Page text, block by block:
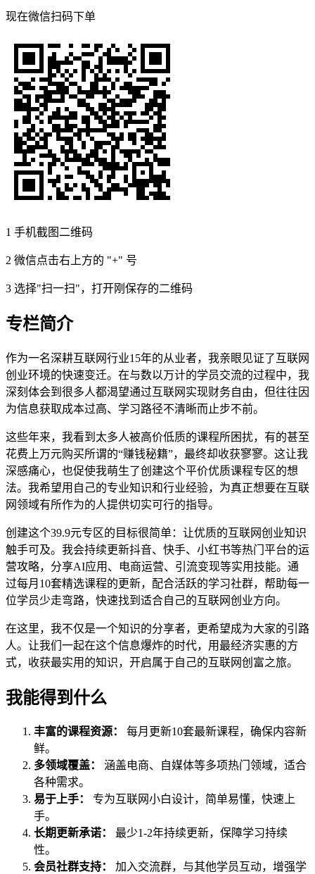
现在微信扫码下单
1 手机截图二维码
2 微信点击右上方的 "+" 号
3 选择"扫一扫"，打开刚保存的二维码
专栏简介
作为一名深耕互联网行业15年的从业者，我亲眼见证了互联网
创业环境的快速变迁。在与数以万计的学员交流的过程中，我
深刻体会到很多人都渴望通过互联网实现财务自由，但往往因
为信息获取成本过高、学习路径不清晰而止步不前。
这些年来，我看到太多人被高价低质的课程所困扰，有的甚至
花费上万元购买所谓的“赚钱秘籍”，最终却收获寥寥。这让我
深感痛心，也促使我萌生了创建这个平价优质课程专区的想
法。我希望用自己的专业知识和行业经验，为真正想要在互联
网领域有所作为的人提供切实可行的指导。
创建这个39.9元专区的目标很简单：让优质的互联网创业知识
触手可及。我会持续更新抖音、快手、小红书等热门平台的运
营攻略，分享AI应用、电商运营、引流变现等实用技能。通
过每月10套精选课程的更新，配合活跃的学习社群，帮助每一
位学员少走弯路，快速找到适合自己的互联网创业方向。
在这里，我不仅是一个知识的分享者，更希望成为大家的引路
人。让我们一起在这个信息爆炸的时代，用最经济实惠的方
式，收获最实用的知识，开启属于自己的互联网创富之旅。
我能得到什么
丰富的课程资源：
每月更新10套最新课程，确保内容新
鲜。
多领域覆盖：
涵盖电商、自媒体等多项热门领域，适合
各种需求。
易于上手：
专为互联网小白设计，简单易懂，快速上
手。
长期更新承诺：
最少1-2年持续更新，保障学习持续
性。
会员社群支持：
加入交流群，与其他学员互动，增强学